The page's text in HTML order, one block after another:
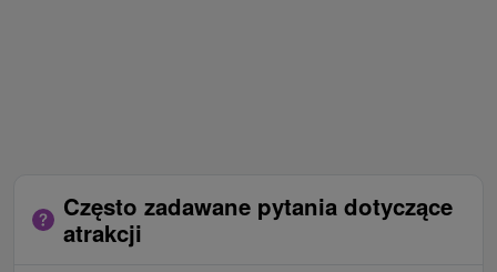
Często zadawane pytania dotyczące
atrakcji